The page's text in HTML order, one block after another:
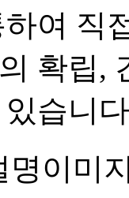
여 직
확립,
습니